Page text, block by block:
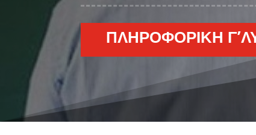
ΠΛΗΡΟΦΟΡΙΚΉ